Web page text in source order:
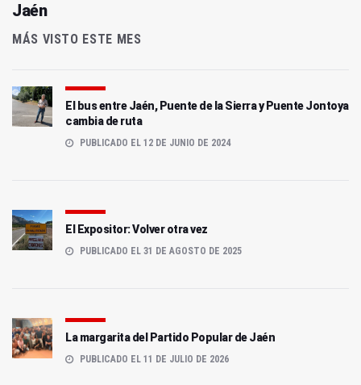
Jaén
MÁS VISTO ESTE MES
El bus entre Jaén, Puente de la Sierra y Puente Jontoya
cambia de ruta
PUBLICADO EL 12 DE JUNIO DE 2024
El Expositor: Volver otra vez
PUBLICADO EL 31 DE AGOSTO DE 2025
La margarita del Partido Popular de Jaén
PUBLICADO EL 11 DE JULIO DE 2026